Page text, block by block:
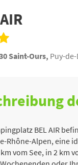
Saint-Ours, Puy-
BEL AIR
Rhône-Alpen, eine
vom See, in 2 km